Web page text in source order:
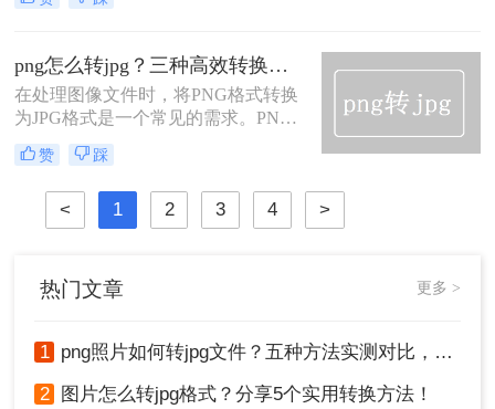
求。那么png快速怎么转jpg呢？本文
法。
更好的压缩效果和兼容性，因此在一
么批量转换成jpg呢？本文将介绍三种
PNG图片批量转换成JPG的方法，帮
助读者高效地完成这一任务。
png怎么转jpg？三种高效转换方法详解分享！
在处理图像文件时，将PNG格式转换
为JPG格式是一个常见的需求。PNG
格式以其无损压缩和高质量特性而受
到青睐，但JPG格式在压缩效率和文
件大小方面更具优势，特别适用于网
络传输和存储。那么png怎么转jpg
呢？本文将介绍三种将PNG转换为
赞 踩
< 1 2 3 4 >
热门文章 更多 >
1 png照片如何转jpg文件？五种方法实测对比，附各场景最优选!！
2 图片怎么转jpg格式？分享5个实用转换方法！